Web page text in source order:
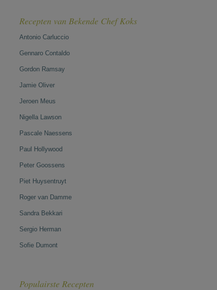
Recepten van Bekende Chef Koks
Antonio Carluccio
Gennaro Contaldo
Gordon Ramsay
Jamie Oliver
Jeroen Meus
Nigella Lawson
Pascale Naessens
Paul Hollywood
Peter Goossens
Piet Huysentruyt
Roger van Damme
Sandra Bekkari
Sergio Herman
Sofie Dumont
Populairste Recepten